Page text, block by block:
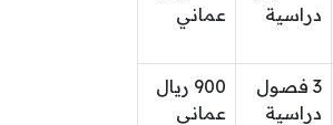
دراسية
عماني
3 فصول
دراسية
900 ريال
عماني